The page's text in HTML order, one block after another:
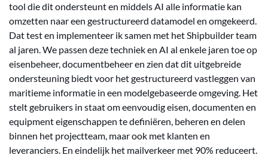
tool die dit ondersteunt en middels AI alle informatie kan
omzetten naar een gestructureerd datamodel en omgekeerd.
Dat test en implementeer ik samen met het Shipbuilder team
al jaren. We passen deze techniek en AI al enkele jaren toe op
eisenbeheer, documentbeheer en zien dat dit uitgebreide
ondersteuning biedt voor het gestructureerd vastleggen van
maritieme informatie in een modelgebaseerde omgeving. Het
stelt gebruikers in staat om eenvoudig eisen, documenten en
equipment eigenschappen te definiëren, beheren en delen
binnen het projectteam, maar ook met klanten en
leveranciers. En eindelijk het mailverkeer met 90% reduceert.